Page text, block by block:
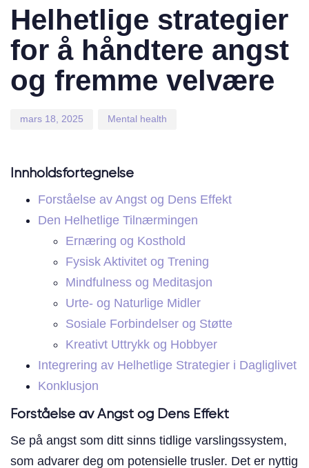
Helhetlige strategier
for å håndtere angst
og fremme velvære
on:
mars 18, 2025 Mental health
Innholdsfortegnelse
Forståelse av Angst og Dens Effekt
Den Helhetlige Tilnærmingen
Ernæring og Kosthold
Fysisk Aktivitet og Trening
Mindfulness og Meditasjon
Urte- og Naturlige Midler
Sosiale Forbindelser og Støtte
Kreativt Uttrykk og Hobbyer
Integrering av Helhetlige Strategier i Dagliglivet
Konklusjon
Forståelse av Angst og Dens Effekt
Se på angst som ditt sinns tidlige varslingssystem,
som advarer deg om potensielle trusler. Det er nyttig